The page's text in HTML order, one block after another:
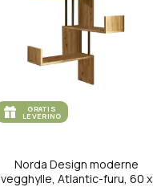
GRATIS
LEVERING
Norda Design moderne
vegghylle, Atlantic-furu, 60 x